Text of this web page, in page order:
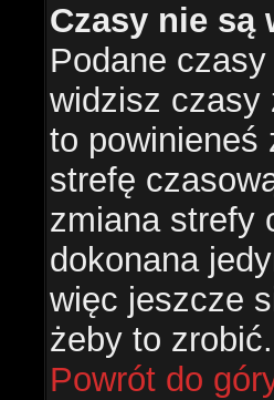
Czasy nie są
Podane
widzisz czasy
to powinieneś
strefę
zmiana strefy
dokonana
więc jeszcze
żeby to zrobić.
Powrót do